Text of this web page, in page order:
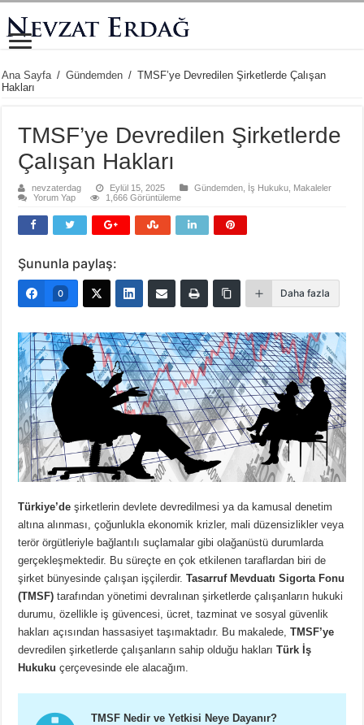
Ana Sayfa / Gündemden / TMSF’ye Devredilen Şirketlerde Çalışan
Hakları
TMSF’ye Devredilen Şirketlerde
Çalışan Hakları
nevzaterdag Eylül 15, 2025 Gündemden İş Hukuku Makaleler
Yorum Yap
1,666 Görüntüleme
Şununla paylaş:
0 Daha fazla
Türkiye’de şirketlerin devlete devredilmesi ya da kamusal denetim
altına alınması, çoğunlukla ekonomik krizler, mali düzensizlikler veya
terör örgütleriyle bağlantılı suçlamalar gibi olağanüstü durumlarda
gerçekleşmektedir. Bu süreçte en çok etkilenen taraflardan biri de
şirket bünyesinde çalışan işçilerdir.Tasarruf Mevduatı Sigorta Fonu
(TMSF) tarafından yönetimi devralınan şirketlerde çalışanların hukuki
durumu, özellikle iş güvencesi, ücret, tazminat ve sosyal güvenlik
hakları açısından hassasiyet taşımaktadır. Bu makalede,TMSF’ye
devredilen şirketlerde çalışanların sahip olduğu haklarıTürk İş
Hukuku çerçevesinde ele alacağım.
TMSF Nedir ve Yetkisi Neye Dayanır?